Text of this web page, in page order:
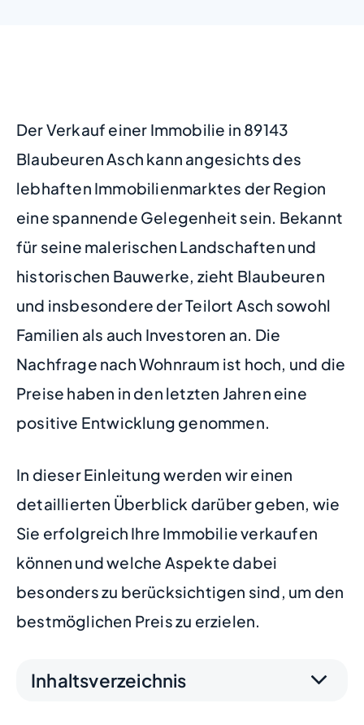
Der Verkauf einer Immobilie in 89143
Blaubeuren Asch kann angesichts des
lebhaften Immobilienmarktes der Region
eine spannende Gelegenheit sein. Bekannt
für seine malerischen Landschaften und
historischen Bauwerke, zieht Blaubeuren
und insbesondere der Teilort Asch sowohl
Familien als auch Investoren an. Die
Nachfrage nach Wohnraum ist hoch, und die
Preise haben in den letzten Jahren eine
positive Entwicklung genommen.
In dieser Einleitung werden wir einen
detaillierten Überblick darüber geben, wie
Sie erfolgreich Ihre Immobilie verkaufen
können und welche Aspekte dabei
besonders zu berücksichtigen sind, um den
bestmöglichen Preis zu erzielen.
Inhaltsverzeichnis